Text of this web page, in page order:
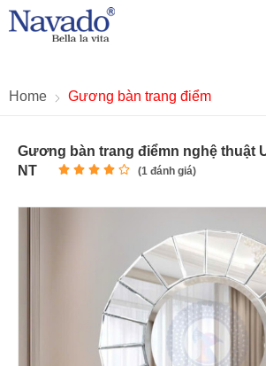
Home Gương bàn trang điểm
Gương bàn trang điểmn nghệ thuật
NT
(1 đánh giá)